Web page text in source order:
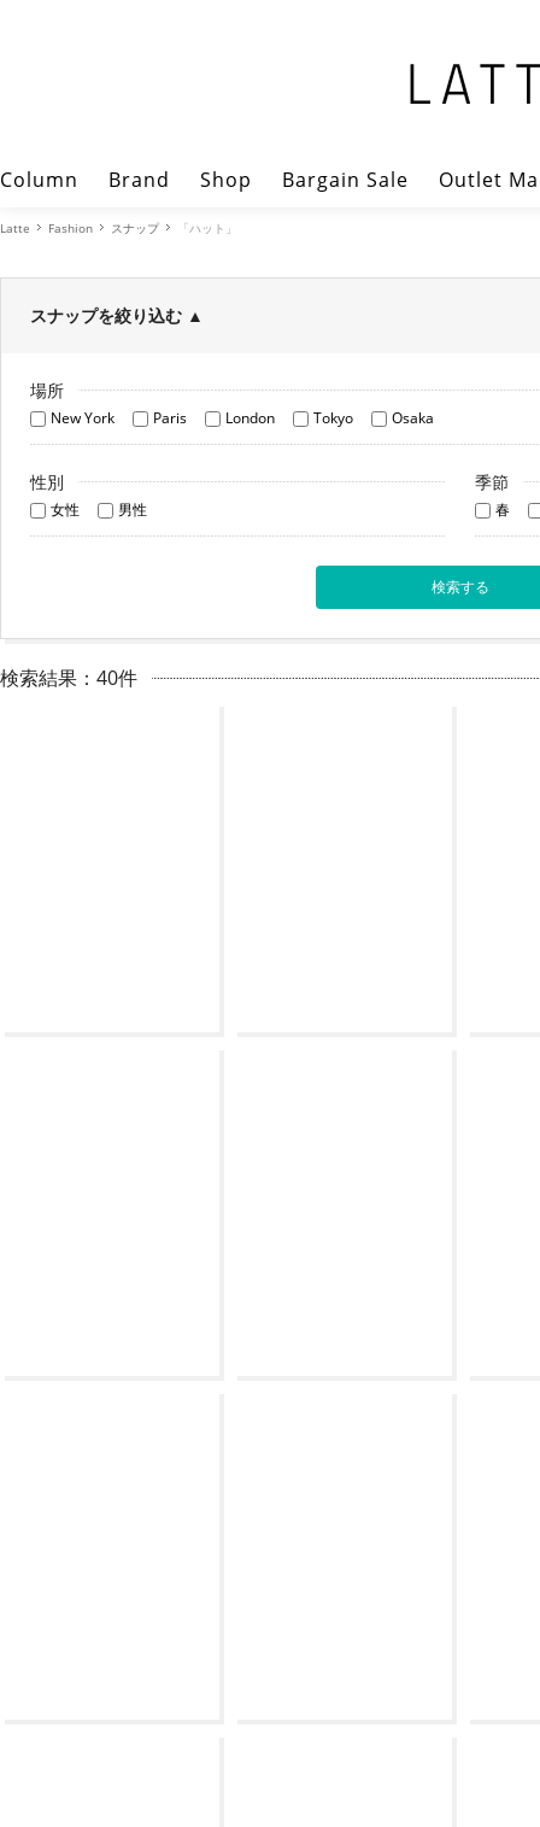
Column Brand Shop Bargain Sale Outlet
Latte Fashion スナップ 「ハット」
スナップを絞り込む ▲
場所
New York Paris London Tokyo Osaka
性別
女性 男性
季節
春
検索結果：40件